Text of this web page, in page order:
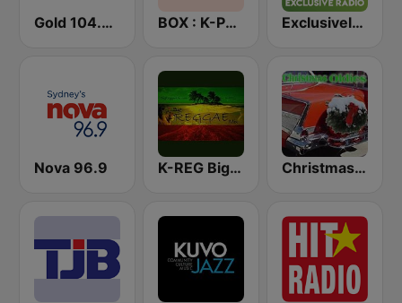
Gold 104.3 FM BOX : K-POP 케이팝 Exclusively Michael Jackson
Nova 96.9 K-REG Big Reggae Mix Christmas Oldies